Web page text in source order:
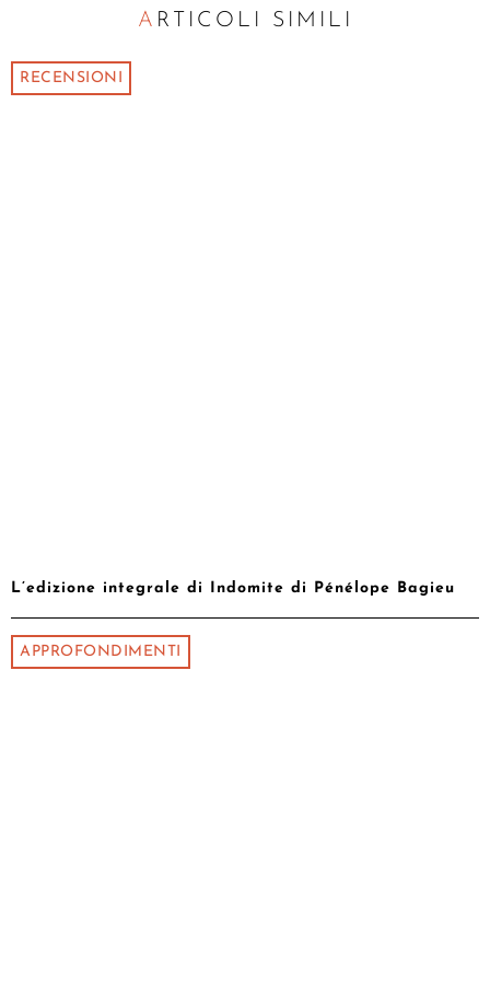
ARTICOLI SIMILI
RECENSIONI
L’edizione integrale di Indomite di Pénélope Bagieu
APPROFONDIMENTI